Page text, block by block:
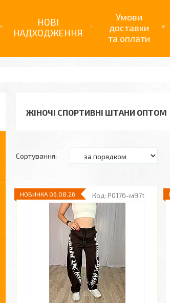
НОВІ
НАДХОДЖЕННЯ
Умови
доставки
та оплати
ЖІНОЧІ СПОРТИВНІ ШТАНИ ОПТОМ
P0176-м97t
НОВИНКА 06.08.26